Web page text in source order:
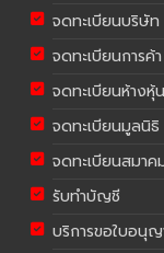
จดทะเบียนบริษัท
จดทะเบียนการค้า
จดทะเบียนห้างหุ้
จดทะเบียนมูลนิธิ
จดทะเบียนสมาค
รับทำบัญชี
บริการขอใบอนุ